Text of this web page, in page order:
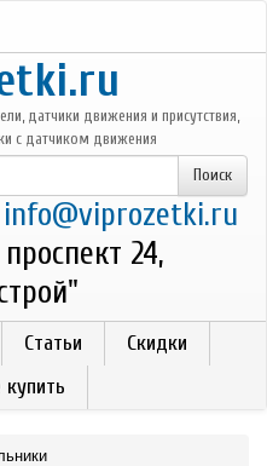
датчики движения и присутствия,
с датчиком движения
info@viprozetki.ru
24,
Статьи
Скидки
купить